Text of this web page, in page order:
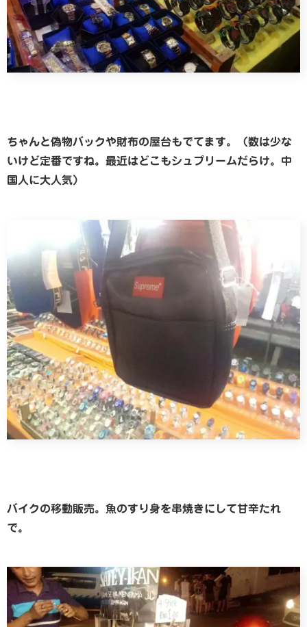
ちゃんと偽物バックや財布の屋台もでてます。（数は少な
いけど定番ですね。最近はどこもシュプリームだらけ。中
国人に大人気）
バイクの移動販売。魚のすり身を串焼きにして甘辛たれ
で。